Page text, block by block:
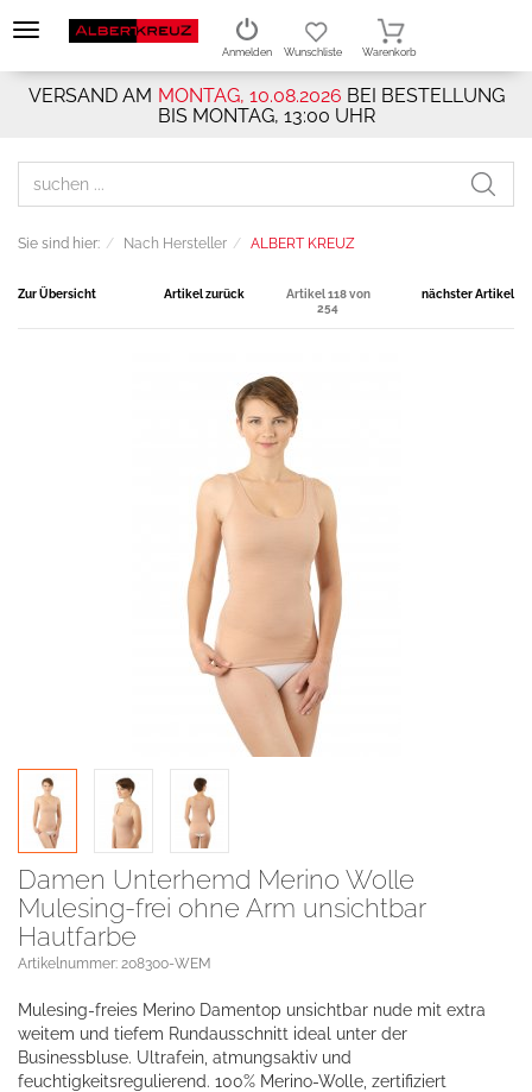
VERSAND AM MONTAG, 10.08.2026 BEI BESTELLUNG
BIS MONTAG, 13:00 UHR
Anmelden Wunschliste Warenkorb
Sie sind hier: Nach Hersteller ALBERT KREUZ
Zur Übersicht Artikel zurück
Artikel 118 von
254
nächster Artikel
Damen Unterhemd Merino Wolle
Mulesing-frei ohne Arm unsichtbar
Hautfarbe
Artikelnummer: 208300-WEM
Mulesing-freies Merino Damentop unsichtbar nude mit extra
weitem und tiefem Rundausschnitt ideal unter der
Businessbluse. Ultrafein, atmungsaktiv und
feuchtigkeitsregulierend. 100% Merino-Wolle, zertifiziert